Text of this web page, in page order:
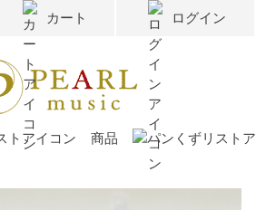
カート ログイン
商品